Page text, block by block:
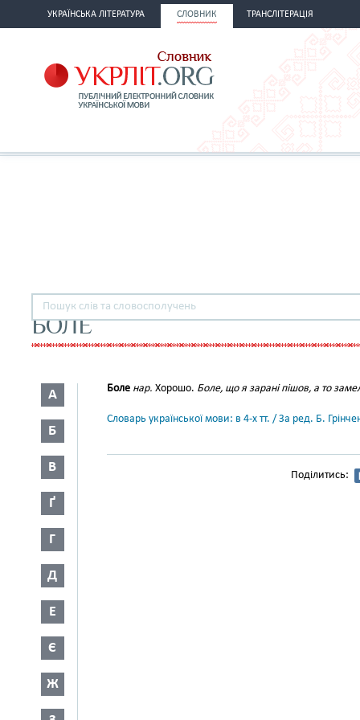
УКРАЇНСЬКА ЛІТЕРАТУРА СЛОВНИК ТРАНСЛІТЕРАЦІЯ
БОЛЕ
А
Б
В
Ґ
Г
Д
Е
Є
Ж
Боле нар. Хорошо. Боле, що я зарані пішов, а то
Словарь української мови: в 4-х тт. / За ред. Б.
Поділитись: